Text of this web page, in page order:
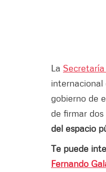
La
internacional
gobierno de
de firmar
del espacio
Te puede
Fernando